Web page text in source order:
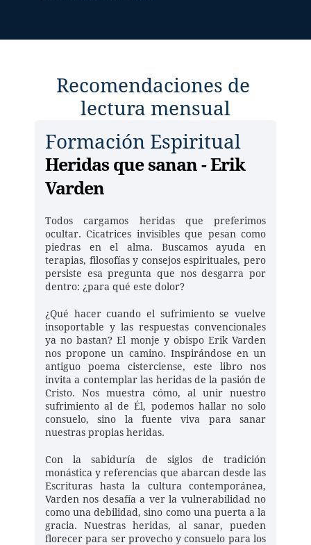
Recomendaciones de
lectura mensual
Formación Espiritual
Heridas que sanan - Erik
Varden
Todos cargamos heridas que preferimos
ocultar. Cicatrices invisibles que pesan como
piedras en el alma. Buscamos ayuda en
terapias, filosofías y consejos espirituales, pero
persiste esa pregunta que nos desgarra por
dentro: ¿para qué este dolor?
¿Qué hacer cuando el sufrimiento se vuelve
insoportable y las respuestas convencionales
ya no bastan? El monje y obispo Erik Varden
nos propone un camino. Inspirándose en un
antiguo poema cisterciense, este libro nos
invita a contemplar las heridas de la pasión de
Cristo. Nos muestra cómo, al unir nuestro
sufrimiento al de Él, podemos hallar no solo
consuelo, sino la fuente viva para sanar
nuestras propias heridas.
Con la sabiduría de siglos de tradición
monástica y referencias que abarcan desde las
Escrituras hasta la cultura contemporánea,
Varden nos desafía a ver la vulnerabilidad no
como una debilidad, sino como una puerta a la
gracia. Nuestras heridas, al sanar, pueden
florecer para ser provecho y consuelo para los